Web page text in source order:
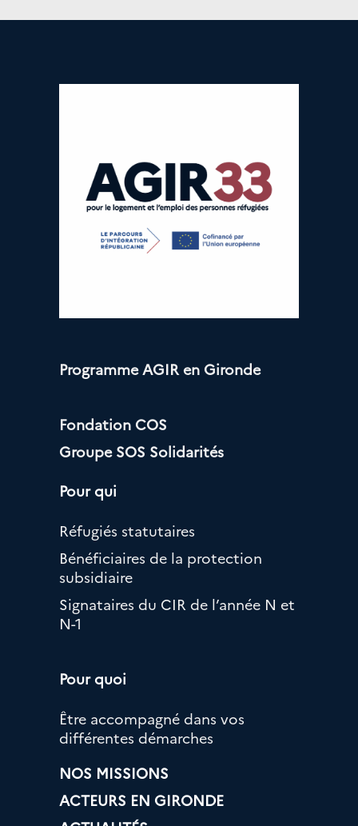
Programme AGIR en Gironde
Fondation COS
Groupe SOS Solidarités
Pour qui
Réfugiés statutaires
Bénéficiaires de la protection
subsidiaire
Signataires du CIR de l’année N et
N-1
Pour quoi
Être accompagné dans vos
différentes démarches
NOS MISSIONS
ACTEURS EN GIRONDE